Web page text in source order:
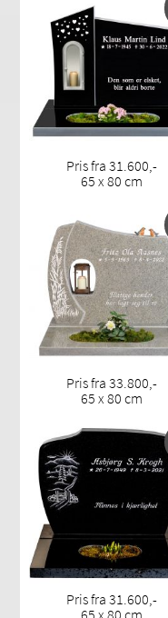
Pris fra 31.600,-
65 x 80 cm
Pris fra 33.800,-
65 x 80 cm
Pris fra 31.600,-